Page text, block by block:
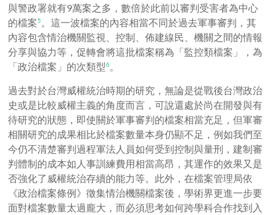
與警政署就有9萬案之多，數倍於此前以審判受害者為中心
的檔案5 。這一波檔案的內容相當不同於過去軍事審判，其
內容包含情治機關監視、控制、佈建線民、機關之間的情報
分享與協力等，促轉會將這批檔案稱為「監控類檔案」，為
「政治檔案」的次類型6
過去對於台灣威權統治時期的研究，無論是從戰後台灣政治
史或是比較威權主義的角度而言，可說還處於尚在開發與有
待研究的狀態，即使關於軍事審判的檔案相當充足，但軍審
相關研究的成果相比於檔案數量本身仍顯不足，例如我們至
今仍不清楚審判過程軍法人員如何受到控制與量刑，建制審
判體制的成本如人事訓練費用相當高昂，其運作的效果又是
否強化了威權統治存續的能力等。此外，在檔案管理局依
《政治檔案條例》徵集情治機關檔案後，學術界更進一步要
面對檔案數量太過龐大，而必須思考如何跨學科合作找到入